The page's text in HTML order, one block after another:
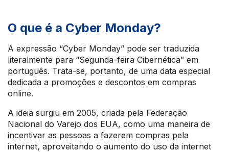
O que é a Cyber Monday?
A expressão “Cyber Monday” pode ser traduzida
literalmente para “Segunda-feira Cibernética” em
português. Trata-se, portanto, de uma data especial
dedicada a promoções e descontos em compras
online.
A ideia surgiu em 2005, criada pela Federação
Nacional do Varejo dos EUA, como uma maneira de
incentivar as pessoas a fazerem compras pela
internet, aproveitando o aumento do uso da internet